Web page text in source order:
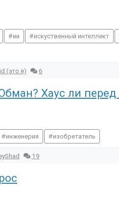
ии искуственный интеллект
(это я) 6
Хаус ли
инженерия изобретатель
19